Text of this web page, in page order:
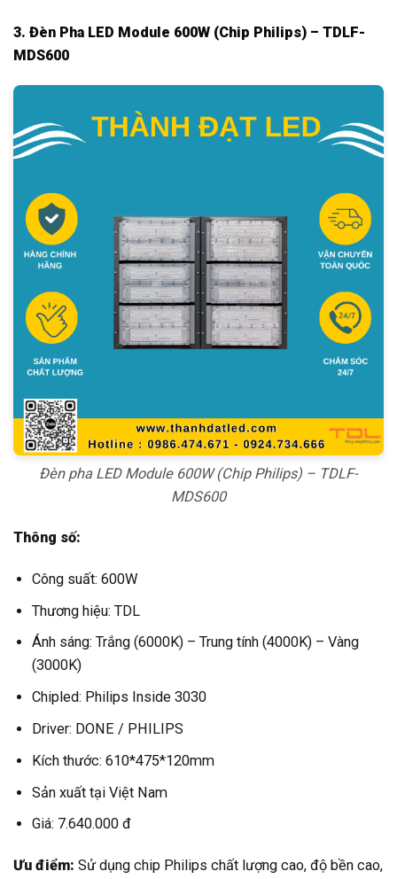
3. Đèn Pha LED Module 600W (Chip Philips) – TDLF-
MDS600
Đèn pha LED Module 600W (Chip Philips) – TDLF-
MDS600
Thông số:
Công suất: 600W
Thương hiệu: TDL
Ánh sáng: Trắng (6000K) – Trung tính (4000K) – Vàng
(3000K)
Chipled: Philips Inside 3030
Driver: DONE / PHILIPS
Kích thước: 610*475*120mm
Sản xuất tại Việt Nam
Giá: 7.640.000 đ
Ưu điểm: Sử dụng chip Philips chất lượng cao, độ bền cao,